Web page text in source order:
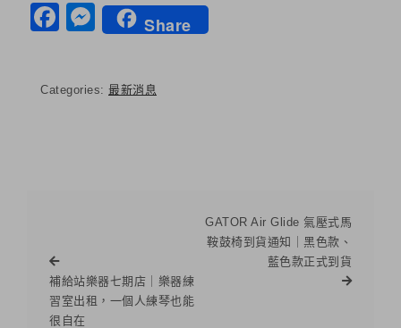
Facebook
Messenger
Share
Categories: 最新消息
補給站樂器七期店｜樂器練
習室出租，一個人練琴也能
很自在
GATOR Air Glide 氣壓式馬
鞍鼓椅到貨通知｜黑色款、
藍色款正式到貨